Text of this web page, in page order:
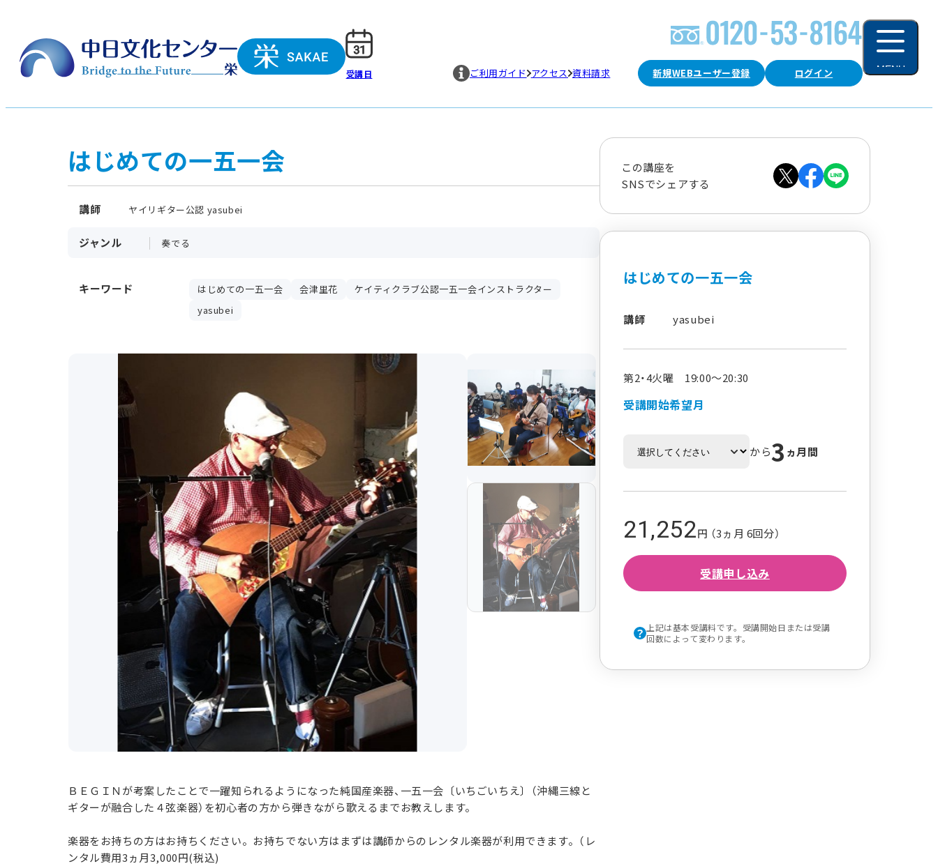
受講日 新規WEBユーザー登録 ログイン
ご利用ガイド アクセス 資料請求 MENU
はじめての一五一会
講師 ヤイリギター公認 yasubei
ジャンル 奏でる
キーワード はじめての一五一会 会津里花
ケイティクラブ公認一五一会インストラクター
yasubei
ＢＥＧＩＮが考案したことで一躍知られるようになった純国産楽器、一五一会〔いちごいちえ〕（沖縄三線と
ギターが融合した４弦楽器）を初心者の方から弾きながら歌えるまでお教えします。
楽器をお持ちの方はお持ちください。お持ちでない方はまずは講師からのレンタル楽器が利用できます。（レ
ンタル費用3ヵ月3,000円(税込)
この講座を
SNSでシェアする
はじめての一五一会
講師 yasubei
第2・4火曜 19:00～20:30
受講開始希望月
から3 ヵ月間
21,252円 （3ヵ月 6回分）
受講申し込み
上記は基本受講料です。受講開始日または受講
回数によって変わります。